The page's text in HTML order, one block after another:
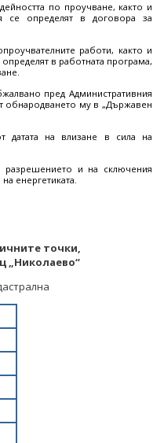
-
КОМИСИЯ ЗА
КОМИСИЯ ЗА
ФОРМАЦИИ
ЗА ДОБИВ
по проучване, както и
се определят в договора за
работи, както и
в работната програма,
пред Административния
обнародването му в „Държавен
датата на влизане в сила на
разрешението и на сключения
енергетиката.
точки,
„Николаево“